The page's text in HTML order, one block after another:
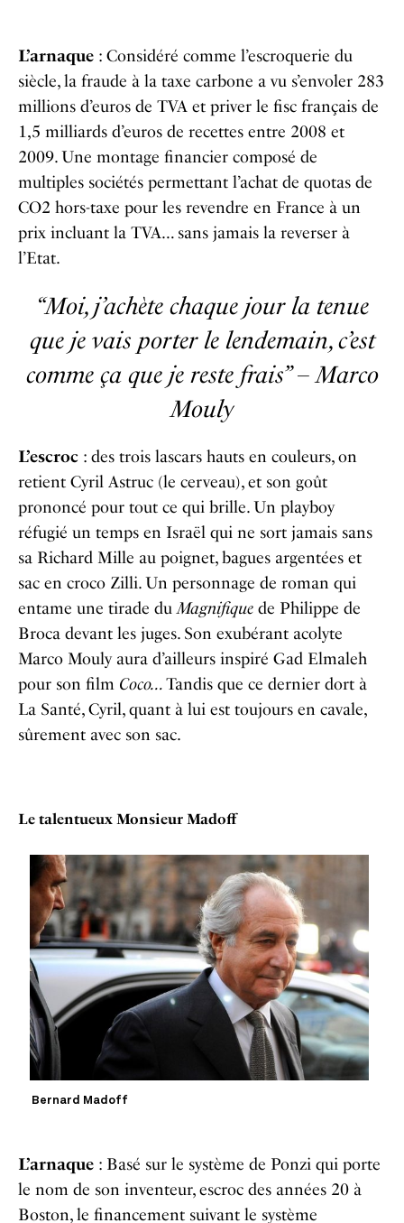
L’arnaque : Considéré comme l’escroquerie du
siècle, la fraude à la taxe carbone a vu s’envoler 283
millions d’euros de TVA et priver le fisc français de
1,5 milliards d’euros de recettes entre 2008 et
2009. Une montage financier composé de
multiples sociétés permettant l’achat de quotas de
CO2 hors-taxe pour les revendre en France à un
prix incluant la TVA… sans jamais la reverser à
l’Etat.
“Moi, j’achète chaque jour la tenue
que je vais porter le lendemain, c’est
comme ça que je reste frais” – Marco
Mouly
L’escroc : des trois lascars hauts en couleurs, on
retient Cyril Astruc (le cerveau), et son goût
prononcé pour tout ce qui brille. Un playboy
réfugié un temps en Israël qui ne sort jamais sans
sa Richard Mille au poignet, bagues argentées et
sac en croco Zilli. Un personnage de roman qui
entame une tirade duMagnifique de Philippe de
Broca devant les juges. Son exubérant acolyte
Marco Mouly aura d’ailleurs inspiré Gad Elmaleh
pour son film Coco…Tandis que ce dernier dort à
La Santé, Cyril, quant à lui est toujours en cavale,
sûrement avec son sac.
Le talentueux Monsieur Madoff
Bernard Madoff
L’arnaque : Basé sur le système de Ponzi qui porte
le nom de son inventeur, escroc des années 20 à
Boston, le financement suivant le système